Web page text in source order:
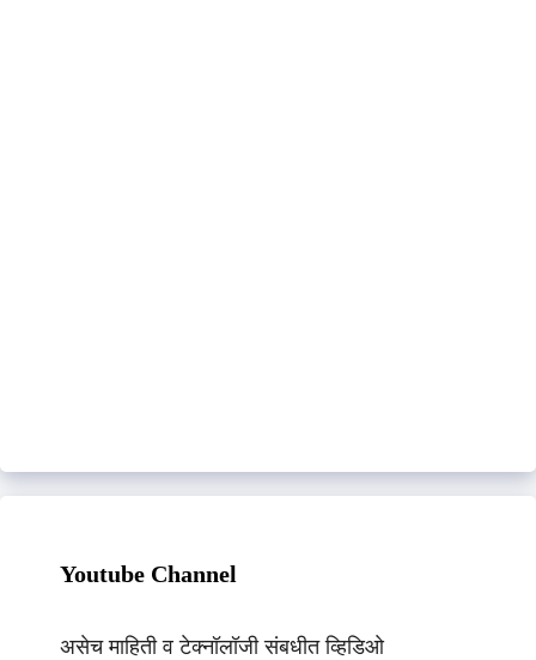
Youtube Channel
असेच माहिती व टेक्नॉलॉजी संबधीत व्हिडिओ